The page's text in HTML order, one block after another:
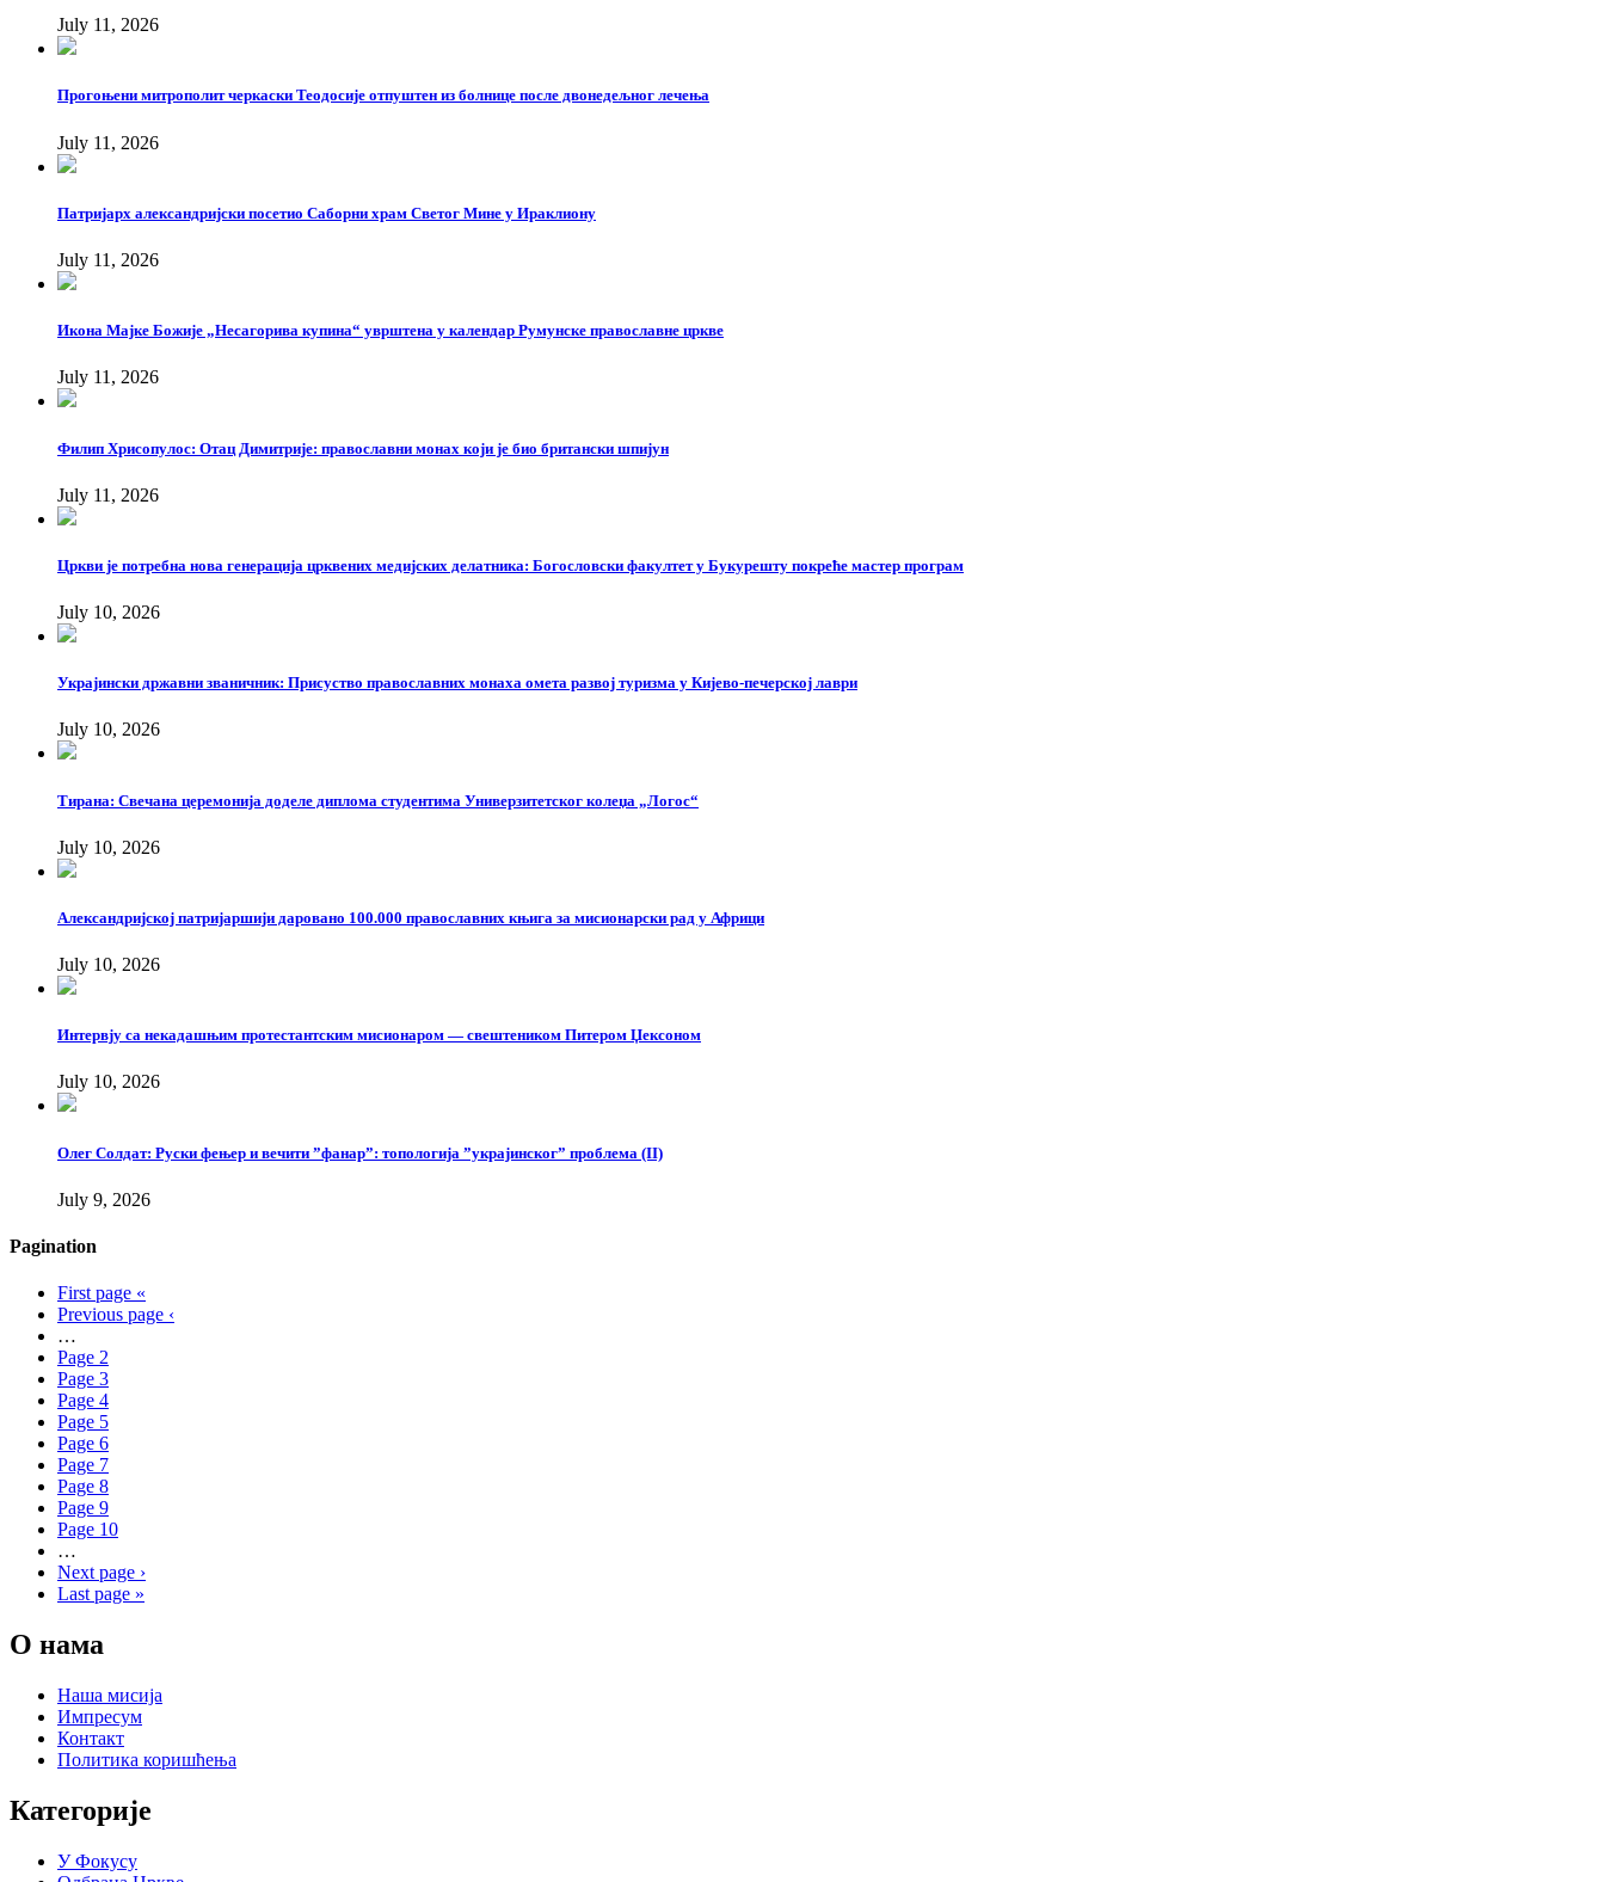
July 11, 2026
Прогоњени митрополит черкаски Теодосије отпуштен из болнице после двонедељног лечења
July 11, 2026
Патријарх александријски посетио Саборни храм Светог Мине у Ираклиону
July 11, 2026
Икона Мајке Божије „Несагорива купина“ уврштена у календар Румунске православне цркве
July 11, 2026
Филип Хрисопулос: Отац Димитрије: православни монах који је био британски шпијун
July 11, 2026
Цркви је потребна нова генерација црквених медијских делатника: Богословски факултет у Букурешту покреће мастер програм
July 10, 2026
Украјински државни званичник: Присуство православних монаха омета развој туризма у Кијево-печерској лаври
July 10, 2026
Тирана: Свечана церемонија доделе диплома студентима Универзитетског колеџа „Логос“
July 10, 2026
Александријској патријаршији даровано 100.000 православних књига за мисионарски рад у Африци
July 10, 2026
Интервју са некадашњим протестантским мисионаром — свештеником Питером Џексоном
July 10, 2026
Олег Солдат: Руски фењер и вечити ”фанар”: топологија ”украјинског” проблема (II)
July 9, 2026
Pagination
First page «
Previous page ‹
…
Page 2
Page 3
Page 4
Page 5
Page 6
Page 7
Page 8
Page 9
Page 10
…
Next page ›
Last page »
О нама
Наша мисија
Импресум
Контакт
Политика коришћења
Категорије
У Фокусу